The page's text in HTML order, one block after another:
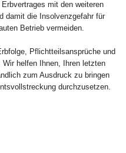
mit den weiteren
damit die Insolvenzgefahr für
Betrieb vermeiden.
Pflichtteilsansprüche und
helfen Ihnen, Ihren letzten
zum Ausdruck zu bringen
durchzusetzen.